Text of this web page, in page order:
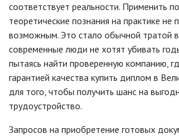
соответствует реальности. Применить
теоретические познания на практике не
возможным. Это стало обычной тратой
современные люди не хотят убивать
пытаясь найти проверенную компанию,
гарантией качества купить диплом в
для того, чтобы получить шанс на
трудоустройство.
Запросов на приобретение готовых